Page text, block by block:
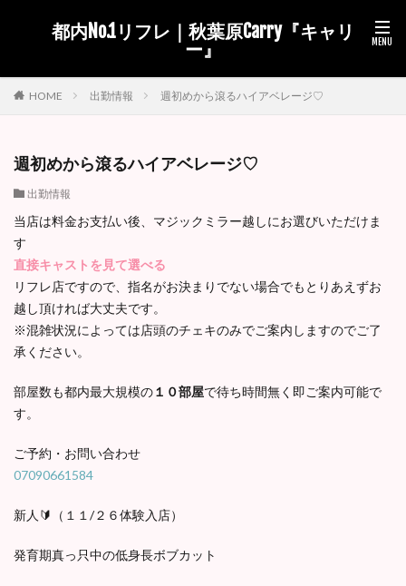
都内No.1リフレ｜秋葉原Carry『キャリ
ー』
HOME 出勤情報 週初めから滾るハイアベレージ♡
週初めから滾るハイアベレージ♡
出勤情報
当店は料金お支払い後、マジックミラー越しにお選びいただけま
す
直接キャストを見て選べる
リフレ店ですので、指名がお決まりでない場合でもとりあえずお
越し頂ければ大丈夫です。
※混雑状況によっては店頭のチェキのみでご案内しますのでご了
承ください。
部屋数も都内最大規模の１０部屋で待ち時間無く即ご案内可能で
す。
ご予約・お問い合わせ
07090661584
新人🔰（１１/２６体験入店）
発育期真っ只中の低身長ボブカット